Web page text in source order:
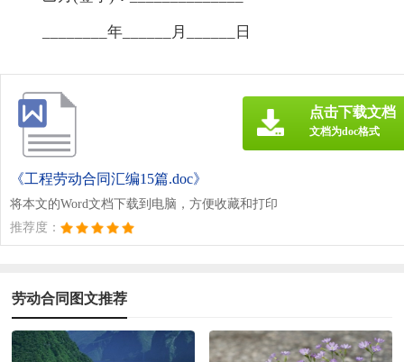
________年______月______日
《工程劳动合同汇编15篇.doc》
将本文的Word文档下载到电脑，方便收藏和打印
推荐度：
点击下载文档
文档为doc格式
劳动合同图文推荐